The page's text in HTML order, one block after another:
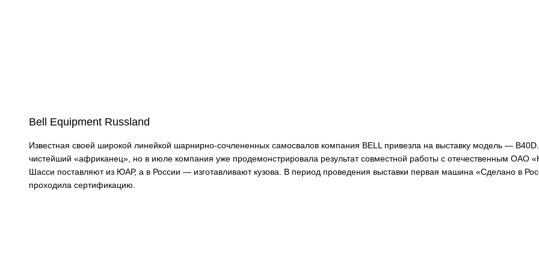
Bell Equipment Russland
Известная своей широкой линейкой шарнирно-сочлененных самосвалов компания BELL привезла на выставку модель —
чистейший «африканец», но в июле компания уже продемонстрировала результат совместной работы с отечественным ОАО
Шасси поставляют из ЮАР, а в России — изготавливают кузова. В период проведения выставки первая машина «Сделано в
проходила сертификацию.